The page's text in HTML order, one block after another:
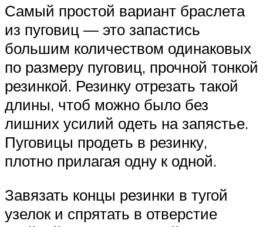
Самый простой вариант браслета
из пуговиц — это запастись
большим количеством одинаковых
по размеру пуговиц, прочной тонкой
резинкой. Резинку отрезать такой
длины, чтоб можно было без
лишних усилий одеть на запястье.
Пуговицы продеть в резинку,
плотно прилагая одну к одной.
Завязать концы резинки в тугой
узелок и спрятать в отверстие